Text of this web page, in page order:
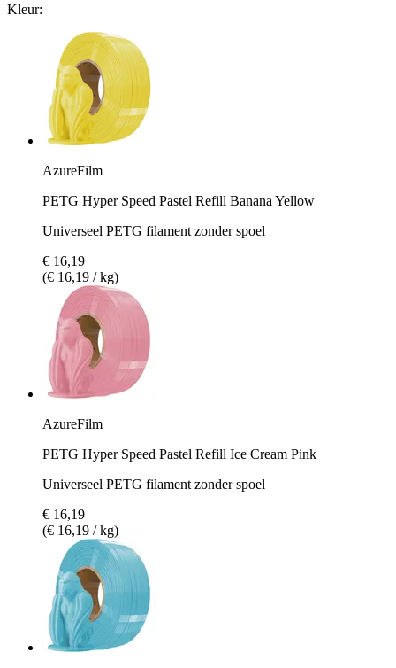
Kleur:
AzureFilm
PETG Hyper Speed Pastel Refill Banana Yellow
Universeel PETG filament zonder spoel
€ 16,19
(€ 16,19 / kg)
AzureFilm
PETG Hyper Speed Pastel Refill Ice Cream Pink
Universeel PETG filament zonder spoel
€ 16,19
(€ 16,19 / kg)